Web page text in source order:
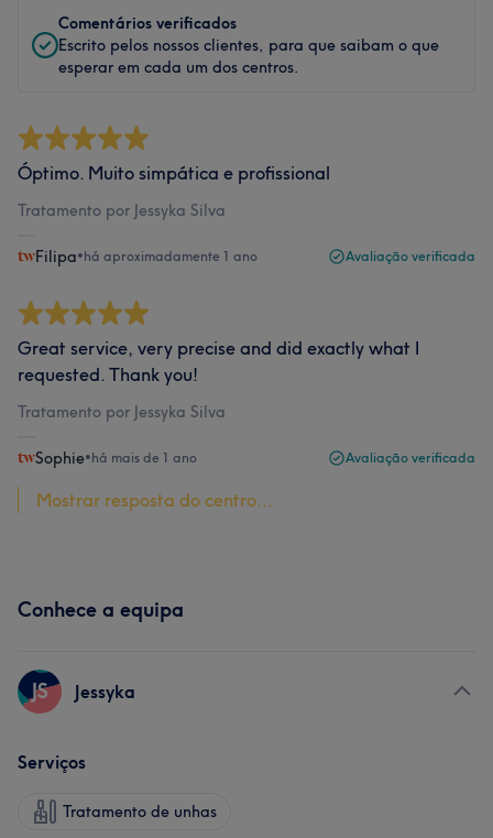
Comentários verificados
Escrito pelos nossos clientes, para que saibam o que
esperar em cada um dos centros.
Óptimo. Muito simpática e profissional
Tratamento por Jessyka Silva
Filipa•há aproximadamente 1 ano Avaliação verificada
Great service, very precise and did exactly what I
requested. Thank you!
Tratamento por Jessyka Silva
Sophie•há mais de 1 ano Avaliação verificada
Mostrar resposta do centro...
Conhece a equipa
JS Jessyka
Serviços
Tratamento de unhas